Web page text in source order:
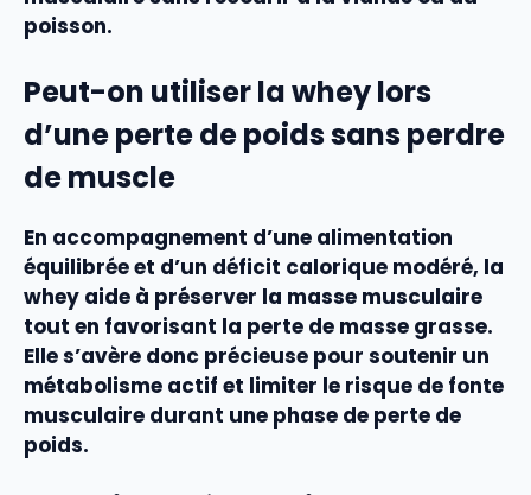
poisson.
Peut-on utiliser la whey lors
d’une perte de poids sans perdre
de muscle
En accompagnement d’une alimentation
équilibrée et d’un déficit calorique modéré, la
whey aide à préserver la masse musculaire
tout en favorisant la perte de masse grasse.
Elle s’avère donc précieuse pour soutenir un
métabolisme actif et limiter le risque de fonte
musculaire durant une phase de perte de
poids.